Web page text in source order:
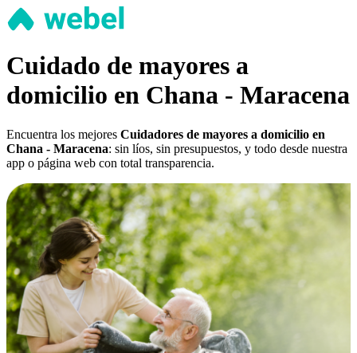
Cuidado de mayores a
domicilio en Chana - Maracena
Encuentra los mejores Cuidadores de mayores a domicilio en
Chana - Maracena: sin líos, sin presupuestos, y todo desde nuestra
app o página web con total transparencia.